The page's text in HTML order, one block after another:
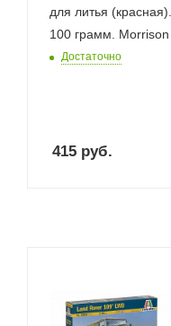
для литья (красная).
100 грамм. Morrison
Достаточно
415 руб.